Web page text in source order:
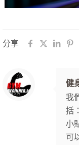
分享
健
我
括
小
可